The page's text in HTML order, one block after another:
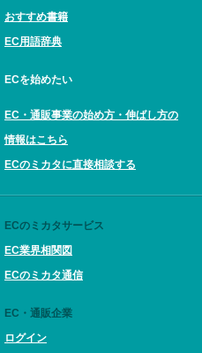
おすすめ書籍
EC用語辞典
ECを始めたい
EC・通販事業の始め方・伸ばし方の
情報はこちら
ECのミカタに直接相談する
ECのミカタサービス
EC業界相関図
ECのミカタ通信
EC・通販企業
ログイン